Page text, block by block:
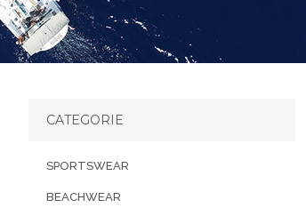
CATEGORIE
SPORTSWEAR
BEACHWEAR